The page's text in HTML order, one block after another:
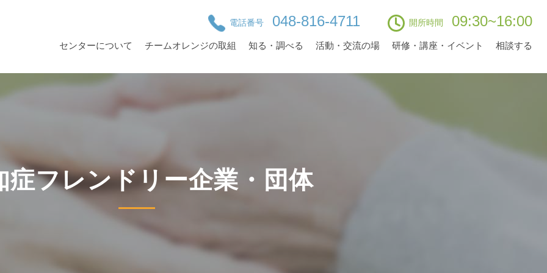
電話番号 048-816-4711 開所時間 09:30~16:00
センターについて チームオレンジの取組 知る・調べる 活動・交流の場 研修・講座・イベント 相談する
症フレンドリー企業・団体